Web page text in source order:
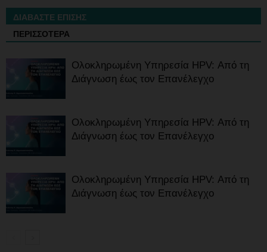
ΔΙΑΒΑΣΤΕ ΕΠΙΣΗΣ
ΠΕΡΙΣΣΟΤΕΡΑ
Ολοκληρωμένη Υπηρεσία HPV: Από τη
Διάγνωση έως τον Επανέλεγχο
Ολοκληρωμένη Υπηρεσία HPV: Από τη
Διάγνωση έως τον Επανέλεγχο
Ολοκληρωμένη Υπηρεσία HPV: Από τη
Διάγνωση έως τον Επανέλεγχο